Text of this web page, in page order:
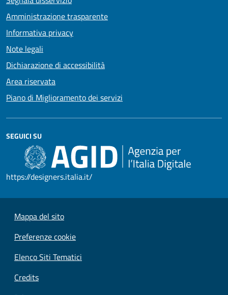
Amministrazione trasparente
Informativa privacy
Note legali
Dichiarazione di accessibilità
Area riservata
Piano di Miglioramento dei servizi
SEGUICI SU
https://designers.italia.it/
Mappa del sito
Preferenze cookie
Elenco Siti Tematici
Credits